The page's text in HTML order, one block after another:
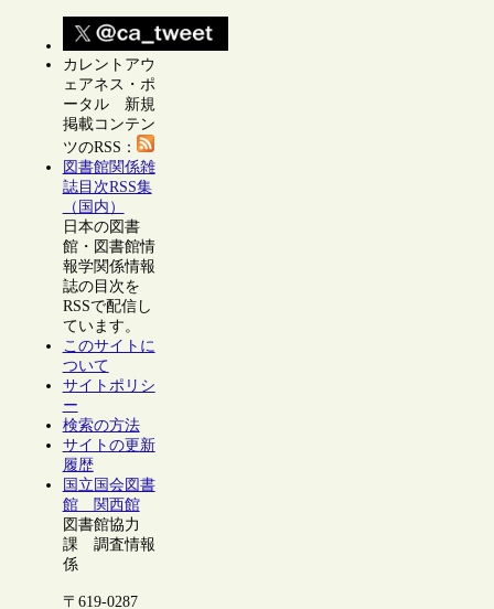
カレントアウ
ェアネス・ポ
ータル 新規
掲載コンテン
ツのRSS：
図書館関係雑
誌目次RSS集
（国内）
日本の図書
館・図書館情
報学関係情報
誌の目次を
RSSで配信し
ています。
このサイトに
ついて
サイトポリシ
ー
検索の方法
サイトの更新
履歴
国立国会図書
館 関西館
図書館協力
課 調査情報
係
〒619-0287